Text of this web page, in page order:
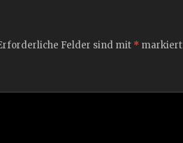
Felder sind mit * markiert